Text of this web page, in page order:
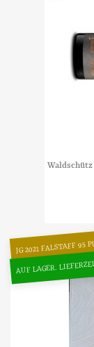
Waldschütz
JG 2021 FALSTAFF 95
AUF LAGER.